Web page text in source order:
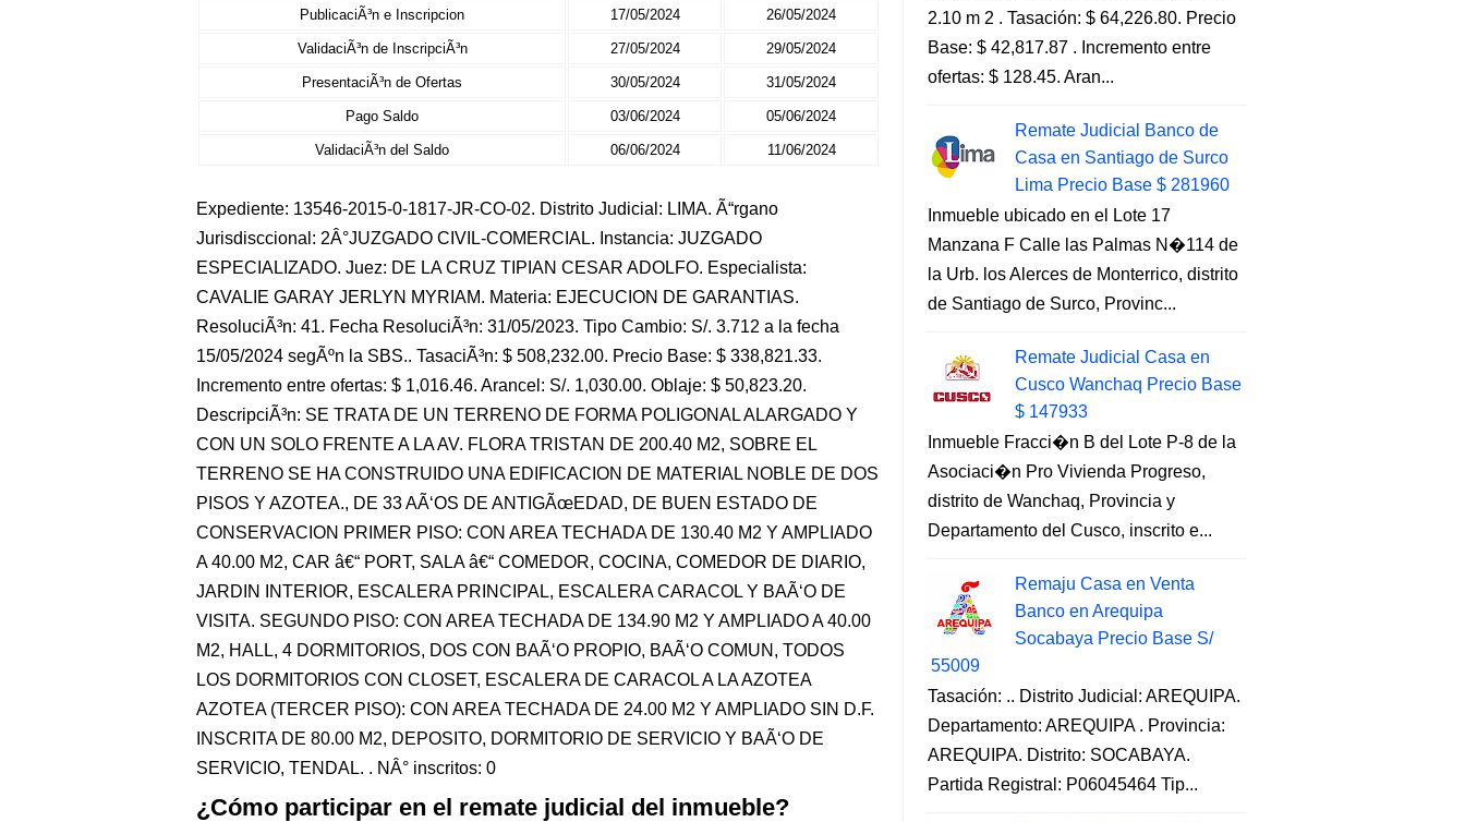
PublicaciÃ³n e Inscripcion
17/05/2024 26/05/2024
ValidaciÃ³n de InscripciÃ³n 27/05/2024 29/05/2024
PresentaciÃ³n de Ofertas 30/05/2024 31/05/2024
Pago Saldo 03/06/2024 05/06/2024
ValidaciÃ³n del Saldo 06/06/2024 11/06/2024
Expediente: 13546-2015-0-1817-JR-CO-02. Distrito Judicial: LIMA. Ã“rgano
Jurisdisccional: 2Â°JUZGADO CIVIL-COMERCIAL. Instancia: JUZGADO
ESPECIALIZADO. Juez: DE LA CRUZ TIPIAN CESAR ADOLFO. Especialista:
CAVALIE GARAY JERLYN MYRIAM. Materia: EJECUCION DE GARANTIAS.
ResoluciÃ³n: 41. Fecha ResoluciÃ³n: 31/05/2023. Tipo Cambio: S/. 3.712 a la fecha
15/05/2024 segÃºn la SBS.. TasaciÃ³n: $ 508,232.00. Precio Base: $ 338,821.33.
Incremento entre ofertas: $ 1,016.46. Arancel: S/. 1,030.00. Oblaje: $ 50,823.20.
DescripciÃ³n: SE TRATA DE UN TERRENO DE FORMA POLIGONAL ALARGADO Y
CON UN SOLO FRENTE A LA AV. FLORA TRISTAN DE 200.40 M2, SOBRE EL
TERRENO SE HA CONSTRUIDO UNA EDIFICACION DE MATERIAL NOBLE DE DOS
PISOS Y AZOTEA., DE 33 AÃ‘OS DE ANTIGÃœEDAD, DE BUEN ESTADO DE
CONSERVACION PRIMER PISO: CON AREA TECHADA DE 130.40 M2 Y AMPLIADO
A 40.00 M2, CAR â€“ PORT, SALA â€“ COMEDOR, COCINA, COMEDOR DE DIARIO,
JARDIN INTERIOR, ESCALERA PRINCIPAL, ESCALERA CARACOL Y BAÃ‘O DE
VISITA. SEGUNDO PISO: CON AREA TECHADA DE 134.90 M2 Y AMPLIADO A 40.00
M2, HALL, 4 DORMITORIOS, DOS CON BAÃ‘O PROPIO, BAÃ‘O COMUN, TODOS
LOS DORMITORIOS CON CLOSET, ESCALERA DE CARACOL A LA AZOTEA
AZOTEA (TERCER PISO): CON AREA TECHADA DE 24.00 M2 Y AMPLIADO SIN D.F.
INSCRITA DE 80.00 M2, DEPOSITO, DORMITORIO DE SERVICIO Y BAÃ‘O DE
SERVICIO, TENDAL. . NÂ° inscritos: 0
¿Cómo participar en el remate judicial del inmueble?
2.10 m 2 . Tasación: $ 64,226.80. Precio
Base: $ 42,817.87 . Incremento entre
ofertas: $ 128.45. Aran...
Remate Judicial Banco de
Casa en Santiago de Surco
Lima Precio Base $ 281960
Inmueble ubicado en el Lote 17
Manzana F Calle las Palmas N�114 de
la Urb. los Alerces de Monterrico, distrito
de Santiago de Surco, Provinc...
Remate Judicial Casa en
Cusco Wanchaq Precio Base
$ 147933
Inmueble Fracci�n B del Lote P-8 de la
Asociaci�n Pro Vivienda Progreso,
distrito de Wanchaq, Provincia y
Departamento del Cusco, inscrito e...
Remaju Casa en Venta
Banco en Arequipa
Socabaya Precio Base S/
55009
Tasación: .. Distrito Judicial: AREQUIPA.
Departamento: AREQUIPA . Provincia:
AREQUIPA. Distrito: SOCABAYA.
Partida Registral: P06045464 Tip...